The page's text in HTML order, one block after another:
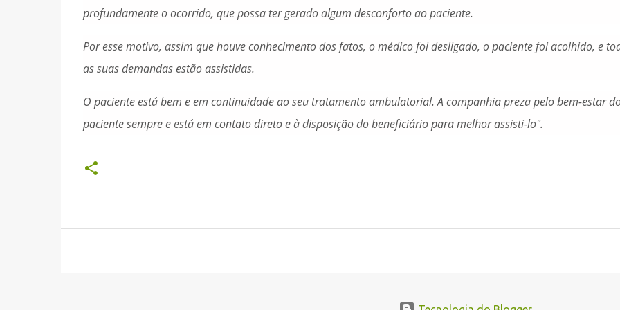
profundamente o ocorrido, que possa ter gerado algum desconforto ao paciente.
Por esse motivo, assim que houve conhecimento dos fatos, o médico foi desligado, o paciente foi acolhido, e
as suas demandas estão assistidas.
O paciente está bem e em continuidade ao seu tratamento ambulatorial. A companhia preza pelo bem-estar
paciente sempre e está em contato direto e à disposição do beneficiário para melhor assisti-lo".